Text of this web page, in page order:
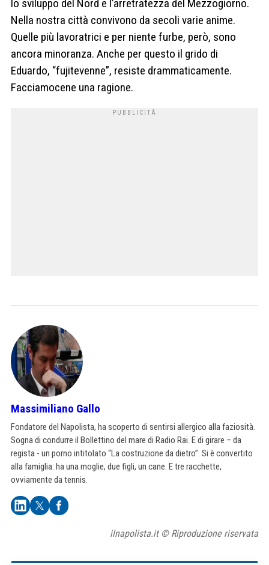
lo sviluppo del Nord e l’arretratezza del Mezzogiorno.
Nella nostra città convivono da secoli varie anime.
Quelle più lavoratrici e per niente furbe, però, sono
ancora minoranza. Anche per questo il grido di
Eduardo, “fujitevenne”, resiste drammaticamente.
Facciamocene una ragione.
Massimiliano Gallo
Fondatore del Napolista, ha scoperto di sentirsi allergico alla faziosità.
Sogna di condurre il Bollettino del mare di Radio Rai. E di girare – da
regista - un porno intitolato “La costruzione da dietro”. Si è convertito
alla famiglia: ha una moglie, due figli, un cane. E tre racchette,
ovviamente da tennis.
ilnapolista.it © Riproduzione riservata